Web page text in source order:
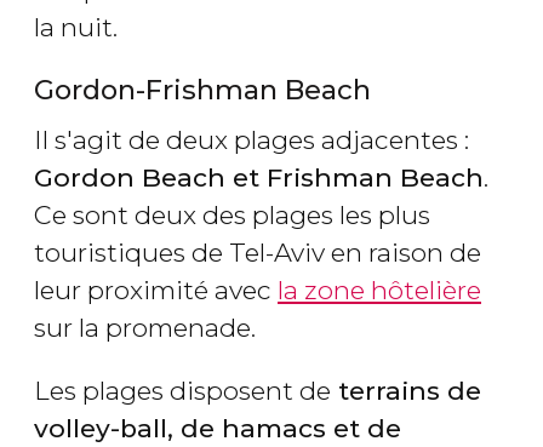
la nuit.
Gordon-Frishman Beach
Il s'agit de deux plages adjacentes :
Gordon Beach et Frishman Beach.
Ce sont deux des plages les plus
touristiques de Tel-Aviv en raison de
leur proximité avec la zone hôtelière
sur la promenade.
Les plages disposent de terrains de
volley-ball, de hamacs et de